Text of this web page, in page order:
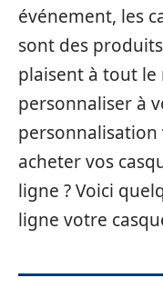
événement, les
sont des
plaisent à tout le
personnaliser à
personnalisation
acheter vos
ligne ? Voici
ligne votre